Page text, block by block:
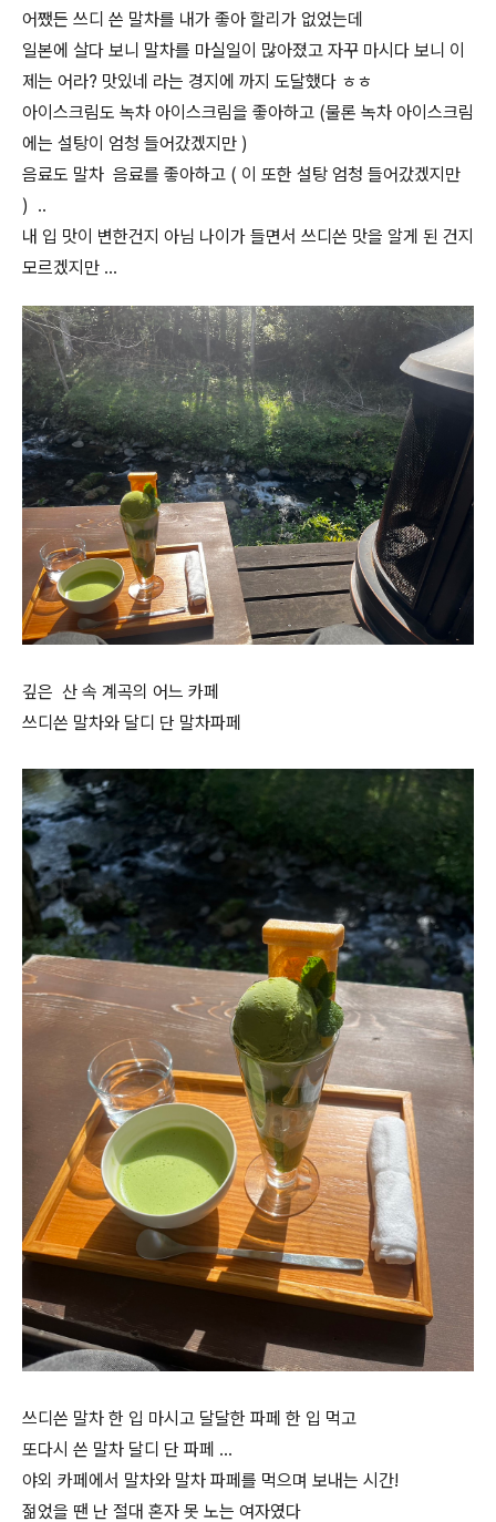
어쨌든 쓰디 쓴 말차를 내가 좋아 할리가 없었는데
일본에 살다 보니 말차를 마실일이 많아졌고 자꾸 마시다 보니 이
제는 어라? 맛있네 라는 경지에 까지 도달했다 ㅎㅎ
아이스크림도 녹차 아이스크림을 좋아하고 (물론 녹차 아이스크림
에는 설탕이 엄청 들어갔겠지만 )
음료도 말차 음료를 좋아하고 ( 이 또한 설탕 엄청 들어갔겠지만
) ..
내 입 맛이 변한건지 아님 나이가 들면서 쓰디쓴 맛을 알게 된 건지
모르겠지만 …
깊은 산 속 계곡의 어느 카페
쓰디쓴 말차와 달디 단 말차파페
쓰디쓴 말차 한 입 마시고 달달한 파페 한 입 먹고
또다시 쓴 말차 달디 단 파페 …
야외 카페에서 말차와 말차 파페를 먹으며 보내는 시간!
젊었을 땐 난 절대 혼자 못 노는 여자였다